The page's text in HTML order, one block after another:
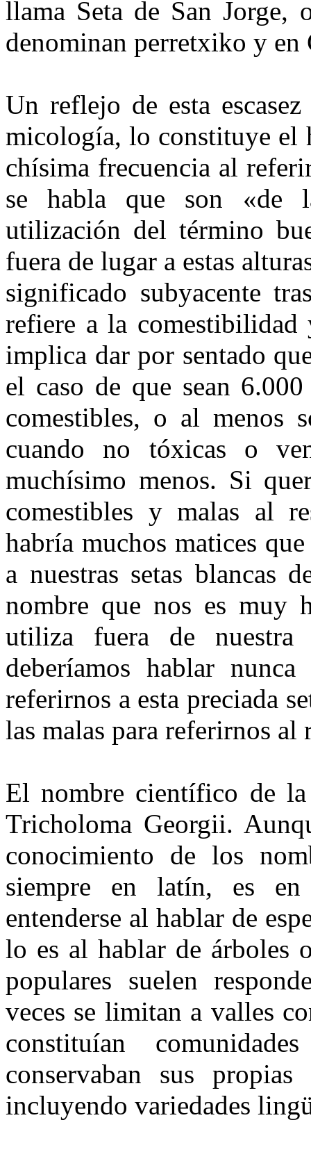
llama Seta de San Jorge,
denominan perretxiko y
Un reflejo de esta
micología, lo constituye el
chísima frecuencia al
se habla que son «de
utilización del término
fuera de lugar a estas
significado subyacente
refiere a la comestibilidad
implica dar por sentado
el caso de que sean
comestibles, o al menos
cuando no tóxicas o
muchísimo menos. Si
comestibles y malas al
habría muchos matices
a nuestras setas blancas
nombre que nos es muy
utiliza fuera de nuestra
deberíamos hablar
referirnos a esta preciada
las malas para refe­rirnos al
El nombre científico de la
Tricholoma Georgii.
conocimiento de los
siempre en latín, es
entenderse al hablar de
lo es al hablar de árboles
popu­lares suelen
veces se limitan a valles
constituían
conservaban sus
incluyendo variedades